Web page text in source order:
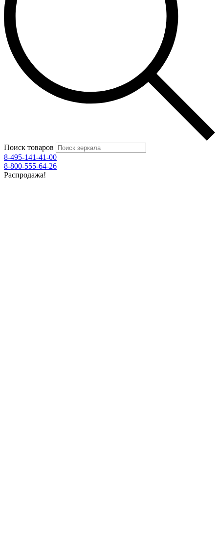
Поиск товаров
8-495-141-41-00
8-800-555-64-26
Распродажа!